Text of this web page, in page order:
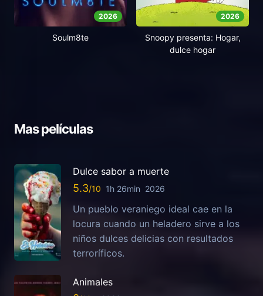
2026
Soulm8te
2026
Snoopy presenta: Hogar,
dulce hogar
Mas películas
Dulce sabor a muerte
5.3 1h 26min 2026
Un pueblo veraniego ideal cae en la
locura cuando un heladero sirve a los
niños dulces delicias con resultados
terroríficos.
Animales